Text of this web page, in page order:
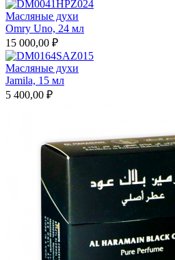
Масляные духи
Omry Uno, 24 мл
15 000,00 ₽
Масляные духи
Jamila, 15 мл
5 400,00 ₽